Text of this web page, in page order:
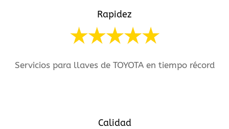
Rapidez
Servicios para llaves de TOYOTA en tiempo récord
Calidad